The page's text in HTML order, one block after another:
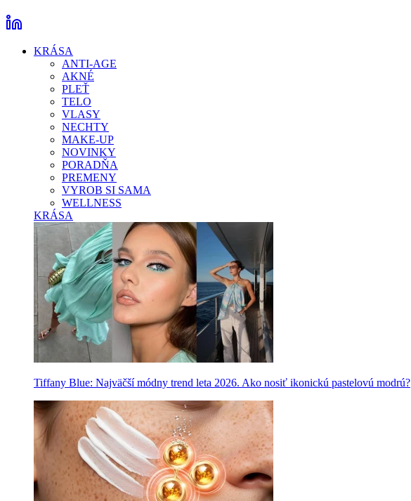
KRÁSA
ANTI-AGE
AKNÉ
PLEŤ
TELO
VLASY
NECHTY
MAKE-UP
NOVINKY
PORADŇA
PREMENY
VYROB SI SAMA
WELLNESS
KRÁSA
Tiffany Blue: Najväčší módny trend leta 2026. Ako nosiť ikonickú pastelovú modrú?